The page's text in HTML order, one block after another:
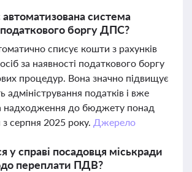
система
боргу ДПС?
списує кошти з рахунків
за наявності податкового боргу
процедур. Вона значно підвищує
адміністрування податків і вже
надходження до бюджету понад
серпня 2025 року. Джерело
у справі посадовця міськради
переплати ПДВ?